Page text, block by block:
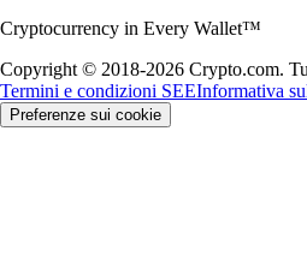
Cryptocurrency in Every Wallet™
Copyright © 2018-2026 Crypto.com.
Termini e condizioni SEEInformativa
Preferenze sui cookie